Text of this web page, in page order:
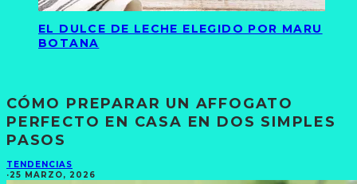
EL DULCE DE LECHE ELEGIDO POR MARU
BOTANA
CÓMO PREPARAR UN AFFOGATO
PERFECTO EN CASA EN DOS SIMPLES
PASOS
TENDENCIAS
·25 MARZO, 2026